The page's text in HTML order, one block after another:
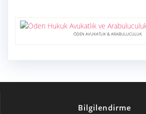
ÖDEN AVUKATLIK & ARABULUCULUK
Bilgilendirme